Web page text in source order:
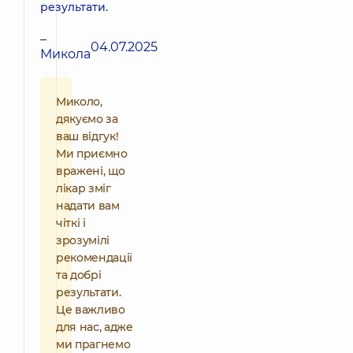
результати.
–
Микола04.07.2025
Миколо,
дякуємо за
ваш відгук!
Ми приємно
вражені, що
лікар зміг
надати вам
чіткі і
зрозумілі
рекомендації
та добрі
результати.
Це важливо
для нас, адже
ми прагнемо